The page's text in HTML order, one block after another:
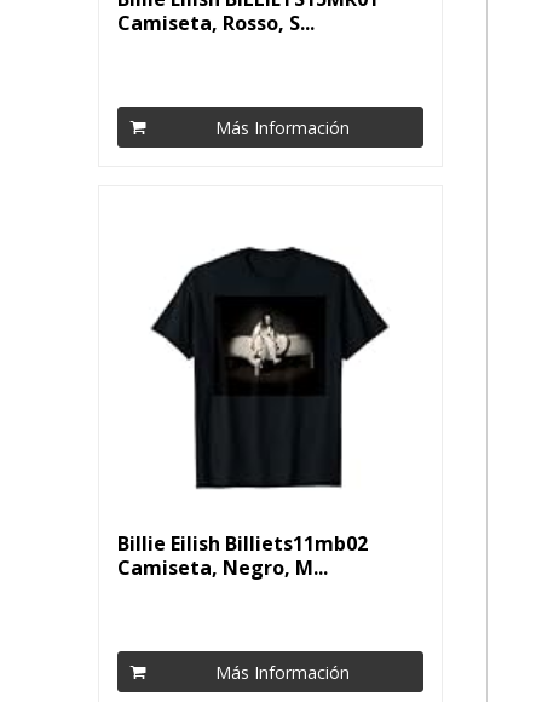
Camiseta, Rosso, S...
Más Información
Billie Eilish Billiets11mb02
Camiseta, Negro, M...
Más Información